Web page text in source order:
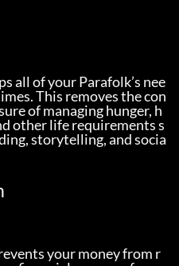
all of your Parafolk’s nee
This removes the con
of managing hunger, h
other life requirements s
storytelling, and socia
your money from r